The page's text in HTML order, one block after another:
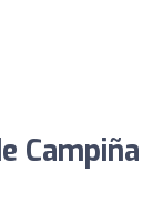
Campiña